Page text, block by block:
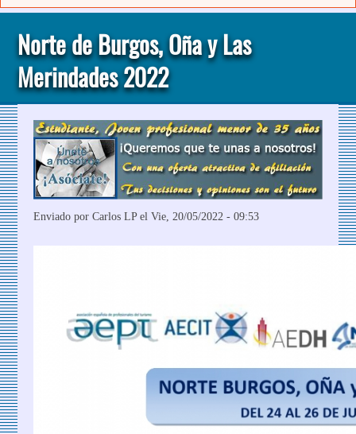
Norte de Burgos, Oña y Las
Merindades 2022
Enviado porCarlos LPel Vie, 20/05/2022 - 09:53